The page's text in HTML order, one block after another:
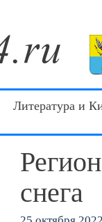
Литература и
снега